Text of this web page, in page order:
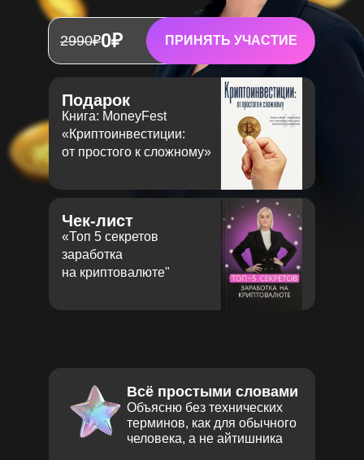
Подарок
Книга: MoneyFest
«Криптоинвестиции:
от простого к сложному»
Чек-лист
«‎Топ 5 секретов
заработка
на криптовалюте"‎
2990₽0₽ ПРИНЯТЬ УЧАСТИЕ
Всё простыми словами
Объясню без технических
терминов, как для обычного
человека, а не айтишника